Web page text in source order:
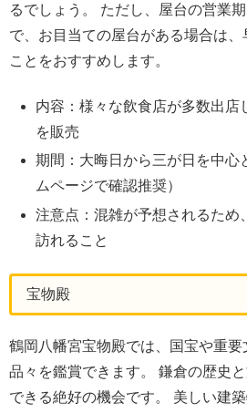
るでしょう。 ただし、屋台の営業
で、お目当ての屋台がある場合は
ことをおすすめします。
内容：様々な飲食店が多数出店
を販売
期間：大晦日から三が日を中心
ムページで確認推奨）
注意点：混雑が予想されるため
訪れること
宝物殿
鶴岡八幡宮宝物殿では、国宝や重
品々を鑑賞できます。 鎌倉の歴史
できる絶好の機会です。 美しい建